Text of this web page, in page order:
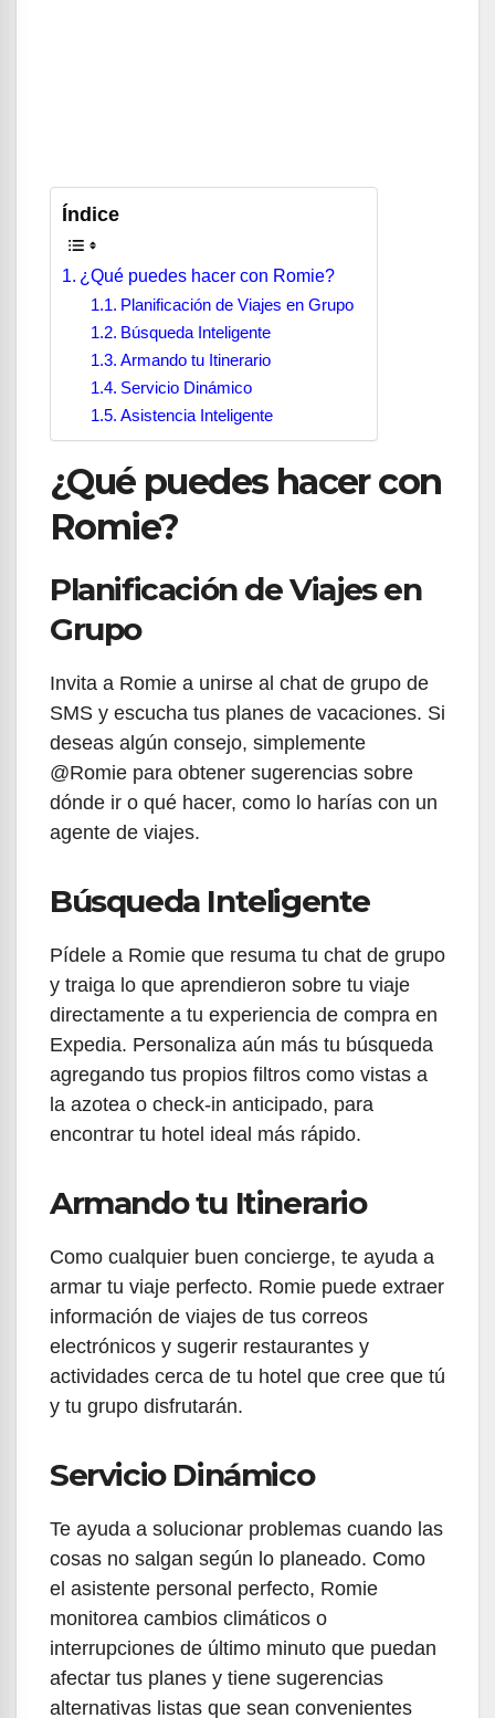
Índice
¿Qué puedes hacer con Romie?
Planificación de Viajes en Grupo
Búsqueda Inteligente
Armando tu Itinerario
Servicio Dinámico
Asistencia Inteligente
¿Qué puedes hacer con
Romie?
Planificación de Viajes en
Grupo
Invita a Romie a unirse al chat de grupo de
SMS y escucha tus planes de vacaciones. Si
deseas algún consejo, simplemente
@Romie para obtener sugerencias sobre
dónde ir o qué hacer, como lo harías con un
agente de viajes.
Búsqueda Inteligente
Pídele a Romie que resuma tu chat de grupo
y traiga lo que aprendieron sobre tu viaje
directamente a tu experiencia de compra en
Expedia. Personaliza aún más tu búsqueda
agregando tus propios filtros como vistas a
la azotea o check-in anticipado, para
encontrar tu hotel ideal más rápido.
Armando tu Itinerario
Como cualquier buen concierge, te ayuda a
armar tu viaje perfecto. Romie puede extraer
información de viajes de tus correos
electrónicos y sugerir restaurantes y
actividades cerca de tu hotel que cree que tú
y tu grupo disfrutarán.
Servicio Dinámico
Te ayuda a solucionar problemas cuando las
cosas no salgan según lo planeado. Como
el asistente personal perfecto, Romie
monitorea cambios climáticos o
interrupciones de último minuto que puedan
afectar tus planes y tiene sugerencias
alternativas listas que sean convenientes